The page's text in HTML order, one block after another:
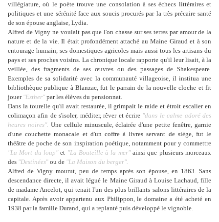
villégiature, où le poète trouve une consolation à ses échecs littéraires et
politiques et une sérénité face aux soucis procurés par la très précaire santé
de son épouse anglaise, Lydia.
Alfred de Vigny ne voulait pas que l'on chasse sur ses terres par amour de la
nature et de la vie. Il était profondément attaché au Maine Giraud et à son
entourage humain, ses domestiques agricoles mais aussi tous les artisans du
pays et ses proches voisins. La chronique locale rapporte qu'il leur lisait, à la
veillée, des fragments de ses œuvres ou des passages de Shakespeare.
Exemples de sa solidarité avec la communauté villageoise, il institua une
bibliothèque publique à Blanzac, fut le parrain de la nouvelle cloche et fit
jouer "Esther" par les élèves du pensionnat.
Dans la tourelle qu'il avait restaurée, il grimpait le raide et étroit escalier en
colimaçon afin de s'isoler, méditer, rêver et écrire "dans le calme adoré des
heures noires". Une cellule minuscule, éclairée d'une petite fenêtre, garnie
d'une couchette monacale et d'un coffre à livres servant de siège, fut le
théâtre de poche de son inspiration poétique, notamment pour y commettre
"La Mort du loup" et "La Bouteille à la mer" ainsi que plusieurs morceaux
des "Destinées" ou de "La Maison du berger".
Alfred de Vigny mourut, peu de temps après son épouse, en 1863. Sans
descendance directe, il avait légué le Maine Giraud à Louise Lachaud, fille
de madame Ancelot, qui tenait l'un des plus brillants salons littéraires de la
capitale. Après avoir appartenu aux Philippon, le domaine a été acheté en
1938 par la famille Durand, qui a replanté puis développé le vignoble.